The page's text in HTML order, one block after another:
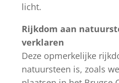
licht.
Rijkdom aan
verklaren
Deze opmerkelijke
natuursteen is, zoals